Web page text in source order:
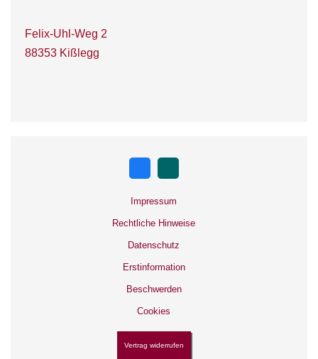
Felix-Uhl-Weg 2
88353 Kißlegg
Impressum
Rechtliche Hinweise
Datenschutz
Erstinformation
Beschwerden
Cookies
Vertrag widerrufen